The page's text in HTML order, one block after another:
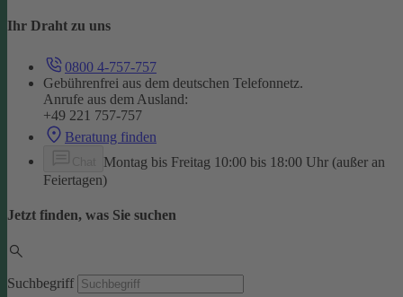
Ihr Draht zu uns
0800 4-757-757
Gebührenfrei aus dem deutschen Telefonnetz.
Anrufe aus dem Ausland:
+49 221 757-757
Beratung finden
Montag bis Freitag 10:00 bis 18:00 Uhr (außer an
Feiertagen)
Jetzt finden, was Sie suchen
Suchbegriff